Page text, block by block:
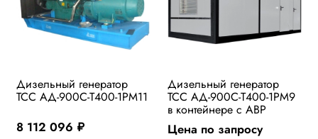
Дизельный генератор
ТСС АД-900С-Т400-1РМ11
8 112 096 руб.
Дизельный генератор
ТСС АД-900С-Т400-1РМ9
в контейнере с АВР
Цена по запросу